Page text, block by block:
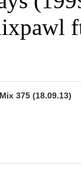
375 (18.09.13)